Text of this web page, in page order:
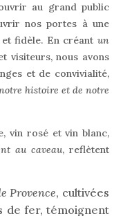
au grand public
nos portes à une
fidèle. En créant un
visiteurs, nous avons
et de convivialité,
histoire et de notre
vin rosé et vin blanc,
au caveau, reflètent
Provence, cultivées
de fer, témoignent